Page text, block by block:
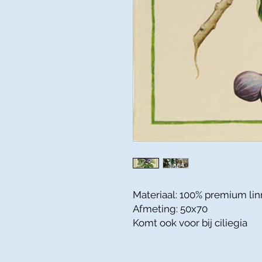
Materiaal: 100% premium
Afmeting: 50x70
Komt ook voor bij ciliegia